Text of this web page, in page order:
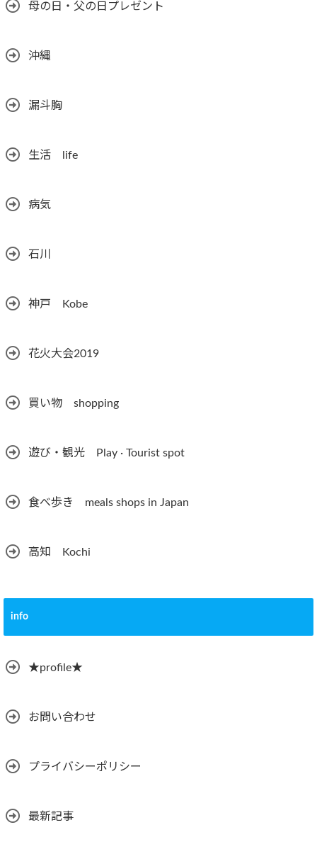
母の日・父の日プレゼント
沖縄
漏斗胸
生活 life
病気
石川
神戸 Kobe
花火大会2019
買い物 shopping
遊び・観光 Play · Tourist spot
食べ歩き meals shops in Japan
高知 Kochi
info
★profile★
お問い合わせ
プライバシーポリシー
最新記事